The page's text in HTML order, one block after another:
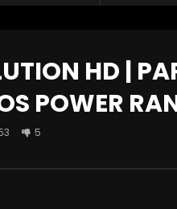
HD |
POWER
5